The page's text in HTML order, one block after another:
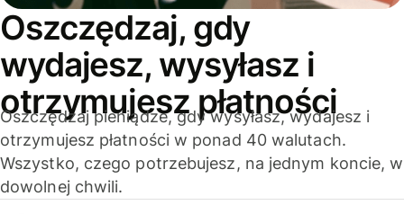
Oszczędzaj, gdy
wydajesz, wysyłasz i
otrzymujesz płatności
Oszczędzaj pieniądze, gdy wysyłasz, wydajesz i
otrzymujesz płatności w ponad 40 walutach.
Wszystko, czego potrzebujesz, na jednym koncie, w
dowolnej chwili.